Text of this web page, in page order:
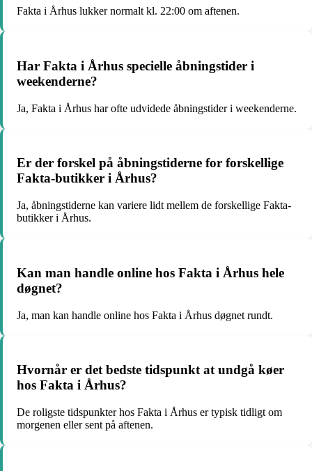
Fakta i Århus lukker normalt kl. 22:00 om aftenen.
Har Fakta i Århus specielle åbningstider i
weekenderne?
Ja, Fakta i Århus har ofte udvidede åbningstider i weekenderne.
Er der forskel på åbningstiderne for forskellige
Fakta-butikker i Århus?
Ja, åbningstiderne kan variere lidt mellem de forskellige Fakta-
butikker i Århus.
Kan man handle online hos Fakta i Århus hele
døgnet?
Ja, man kan handle online hos Fakta i Århus døgnet rundt.
Hvornår er det bedste tidspunkt at undgå køer
hos Fakta i Århus?
De roligste tidspunkter hos Fakta i Århus er typisk tidligt om
morgenen eller sent på aftenen.